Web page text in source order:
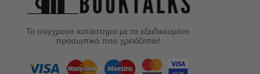
Το σύγχρονο κατάστημα με το εξειδικευμένο
προσωπικό που χρειάζεσαι!